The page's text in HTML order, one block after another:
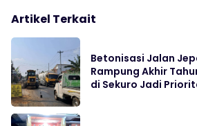
Artikel Terkait
Betonisasi Jalan
Rampung Akhir
di Sekuro Jadi